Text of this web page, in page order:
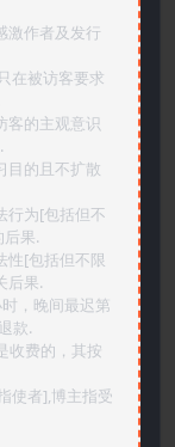
激作者及发行
在被访客要求
客的主观意识
目的且不扩散
行为[包括但不
果.
性[包括但不限
后果.
，晚间最迟第
款.
收费的，其按
使者],博主指受